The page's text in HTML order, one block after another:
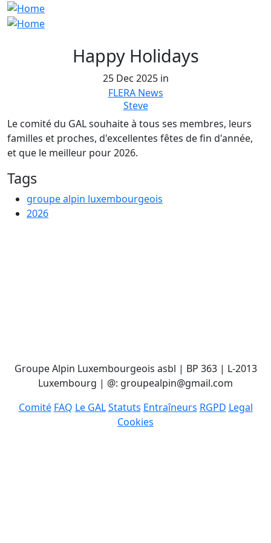
Happy Holidays
25 Dec 2025 in
FLERA News
Steve
Le comité du GAL souhaite à tous ses membres, leurs
familles et proches, d'excellentes fêtes de fin d'année,
et que le meilleur pour 2026.
Tags
groupe alpin luxembourgeois
2026
Groupe Alpin Luxembourgeois asbl | BP 363 | L-2013
Luxembourg | @: groupealpin@gmail.com
Comité FAQ Le GAL Statuts Entraîneurs RGPD Legal
Cookies